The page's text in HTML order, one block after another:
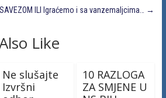
ILI Igraćemo i sa vanzemaljcima… →
Like
Ne slušajte
Izvršni
10 RAZLOGA
ZA SMJENE U